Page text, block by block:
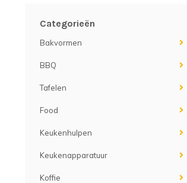
Categorieën
Bakvormen
BBQ
Tafelen
Food
Keukenhulpen
Keukenapparatuur
Koffie